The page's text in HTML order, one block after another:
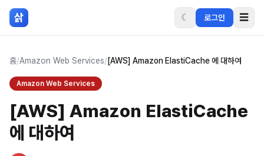
본문 바로가기
삵 ☾ 로그인 ☰
홈/Amazon Web Services/ [AWS] Amazon ElastiCache 에 대하여
Amazon Web Services
[AWS] Amazon ElastiCache
에 대하여